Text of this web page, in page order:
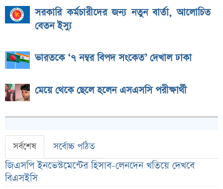
সরকারি কর্মচারীদের জন্য নতুন বার্তা, আলোচিত
বেতন ইস্যু
ভারতকে ‘৭ নম্বর বিপদ সংকেত’ দেখাল ঢাকা
মেয়ে থেকে ছেলে হলেন এসএসসি পরীক্ষার্থী
সর্বশেষ সর্বোচ্চ পঠিত
জিএসপি ইনভেস্টমেন্টের হিসাব-লেনদেন খতিয়ে দেখবে
বিএসইসি